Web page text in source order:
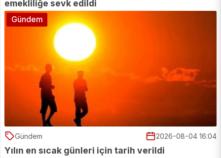
emekliliğe sevk edildi
Gündem 2026-08-04 16:04
Yılın en sıcak günleri için tarih verildi
Gündem